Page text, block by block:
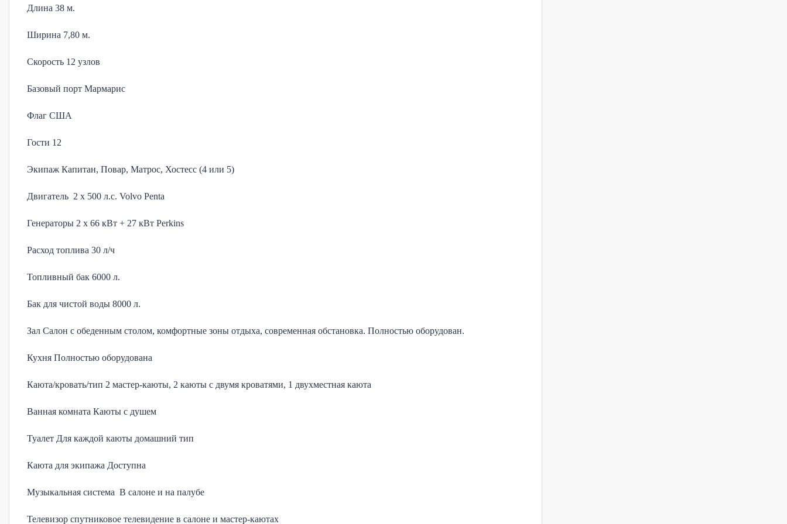
Длина 38 м.
Ширина 7,80 м.
Скорость 12 узлов
Базовый порт Мармарис
Флаг США
Гости 12
Экипаж Капитан, Повар, Матрос, Хостесс (4 или 5)
Двигатель 2 x 500 л.с. Volvo Penta
Генераторы 2 x 66 кВт + 27 кВт Perkins
Расход топлива 30 л/ч
Топливный бак 6000 л.
Бак для чистой воды 8000 л.
Зал Салон с обеденным столом, комфортные зоны отдыха, современная обстановка. Полностью оборудован.
Кухня Полностью оборудована
Каюта/кровать/тип 2 мастер-каюты, 2 каюты с двумя кроватями, 1 двухместная каюта
Ванная комната Каюты с душем
Туалет Для каждой каюты домашний тип
Каюта для экипажа Доступна
Музыкальная система В салоне и на палубе
Телевизор спутниковое телевидение в салоне и мастер-каютах